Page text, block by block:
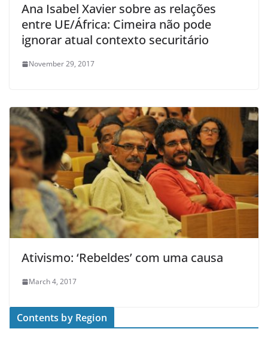
Ana Isabel Xavier sobre as relações
entre UE/África: Cimeira não pode
ignorar atual contexto securitário
November 29, 2017
Ativismo: ‘Rebeldes’ com uma causa
March 4, 2017
Contents by Region